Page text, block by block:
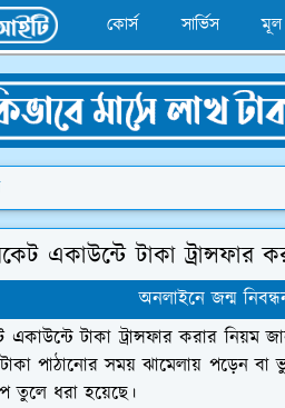
কোর্স সার্ভিস মূল
একাউন্টে টাকা ট্রান্সফার
অনলাইনে জন্ম
একাউন্টে টাকা ট্রান্সফার করার
পাঠানোর সময় ঝামেলায় পড়েন
তুলে ধরা হয়েছে।